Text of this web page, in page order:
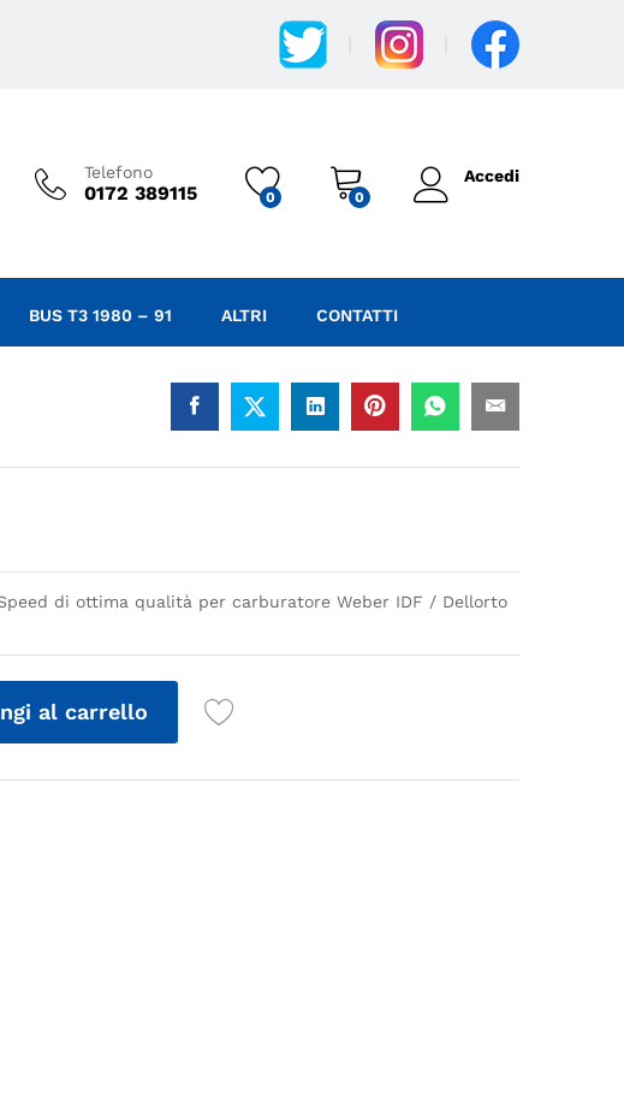
Telefono
0172 389115 0 0
Accedi
BUS T3 1980 – 91 ALTRI CONTATTI
di ottima qualità per carburatore Weber IDF / Dellorto
al carrello
Aggiungi al carrello